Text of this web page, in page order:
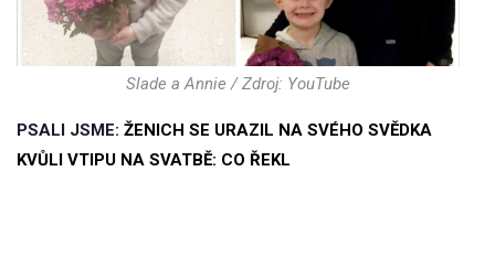
Slade a Annie / Zdroj: YouTube
PSALI JSME: ŽENICH SE URAZIL NA SVÉHO SVĚDKA
KVŮLI VTIPU NA SVATBĚ: CO ŘEKL